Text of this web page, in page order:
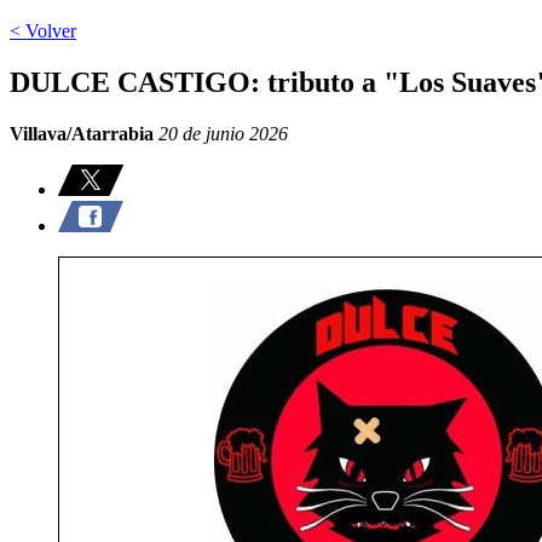
< Volver
DULCE CASTIGO: tributo a "Los
Villava/Atarrabia 20 de junio 2026